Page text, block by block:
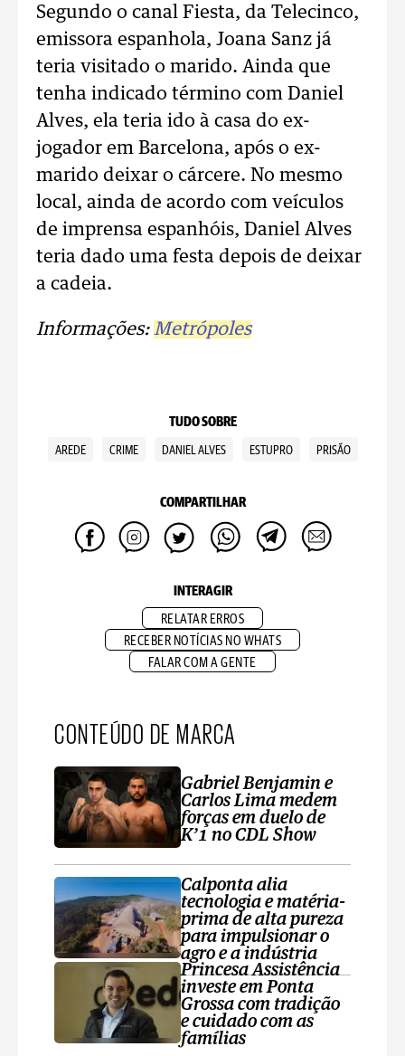
Segundo o canal Fiesta, da Telecinco,
emissora espanhola, Joana Sanz já
teria visitado o marido. Ainda que
tenha indicado término com Daniel
Alves, ela teria ido à casa do ex-
jogador em Barcelona, após o ex-
marido deixar o cárcere. No mesmo
local, ainda de acordo com veículos
de imprensa espanhóis, Daniel Alves
teria dado uma festa depois de deixar
a cadeia.
Informações: Metrópoles
TUDO SOBRE
AREDE CRIME DANIEL ALVES ESTUPRO PRISÃO
COMPARTILHAR
INTERAGIR
RELATAR ERROS
RECEBER NOTÍCIAS NO WHATS
FALAR COM A GENTE
CONTEÚDO DE MARCA
Gabriel Benjamin e
Carlos Lima medem
forças em duelo de
K’1 no CDL Show
Calponta alia
tecnologia e matéria-
prima de alta pureza
para impulsionar o
agro e a indústria
Princesa Assistência
investe em Ponta
Grossa com tradição
e cuidado com as
famílias